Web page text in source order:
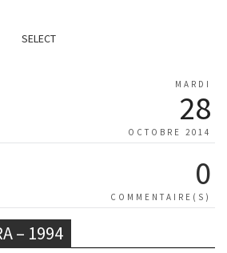
SELECT
MARDI
28
OCTOBRE 2014
0
COMMENTAIRE(S)
– 1994